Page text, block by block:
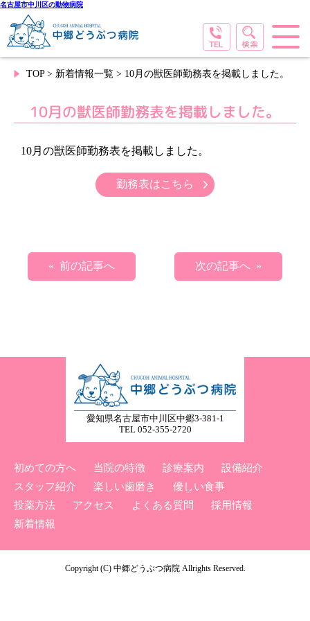
名古屋市中川区の動物病院
TOP> 新着情報一覧 > 10月の獣医師勤務表を掲載しました。
10月の獣医師勤務表を掲載しました。
10月の獣医師勤務表を掲載しました。
勤務表はこちら
« 前の記事へ 次の記事へ »
愛知県名古屋市中川区中郷3-381-1
TEL 052-355-2720
初めての方へ 当院の特徴 診療案内
設備紹介
スタッフ紹介
楽しい歯磨き
優しい食事
投薬方法
アクセス よくある質問
採用情報
新着情報
Copyright (C) 中郷どうぶつ病院 Allrights Reserved.